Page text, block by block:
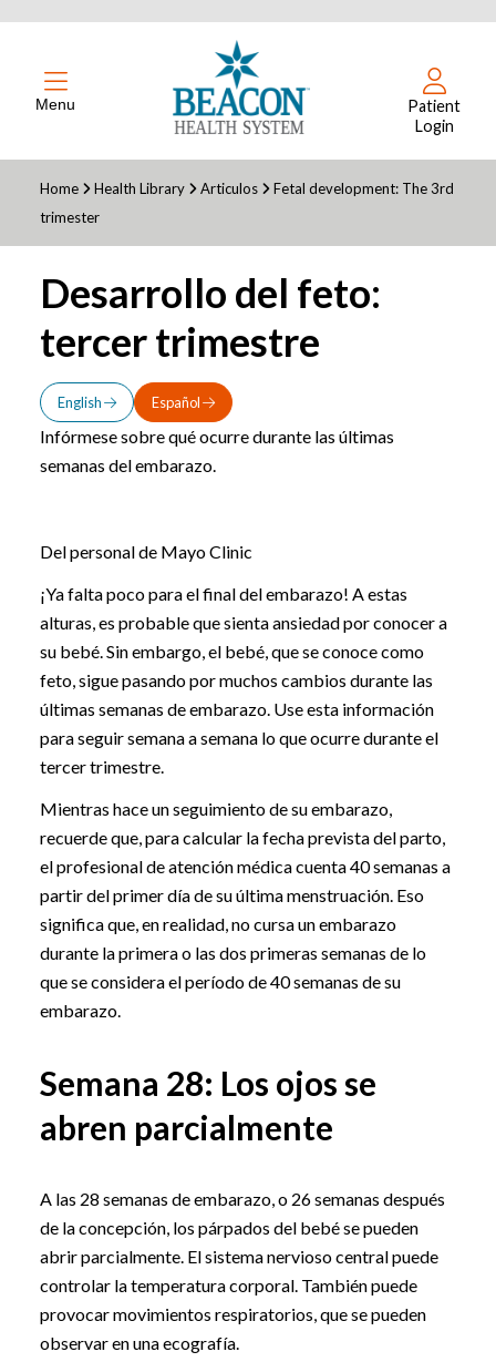
Menu
Patient
Login
Home Health Library Articulos
Fetal development: The 3rd
trimester
Desarrollo del feto:
tercer trimestre
English Español
Infórmese sobre qué ocurre durante las últimas
semanas del embarazo.
Del personal de Mayo Clinic
¡Ya falta poco para el final del embarazo! A estas
alturas, es probable que sienta ansiedad por conocer a
su bebé. Sin embargo, el bebé, que se conoce como
feto, sigue pasando por muchos cambios durante las
últimas semanas de embarazo. Use esta información
para seguir semana a semana lo que ocurre durante el
tercer trimestre.
Mientras hace un seguimiento de su embarazo,
recuerde que, para calcular la fecha prevista del parto,
el profesional de atención médica cuenta 40 semanas a
partir del primer día de su última menstruación. Eso
significa que, en realidad, no cursa un embarazo
durante la primera o las dos primeras semanas de lo
que se considera el período de 40 semanas de su
embarazo.
Semana 28: Los ojos se
abren parcialmente
A las 28 semanas de embarazo, o 26 semanas después
de la concepción, los párpados del bebé se pueden
abrir parcialmente. El sistema nervioso central puede
controlar la temperatura corporal. También puede
provocar movimientos respiratorios, que se pueden
observar en una ecografía.